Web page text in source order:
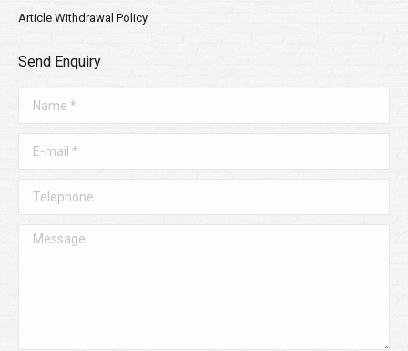
Article Withdrawal Policy
Send Enquiry
Message